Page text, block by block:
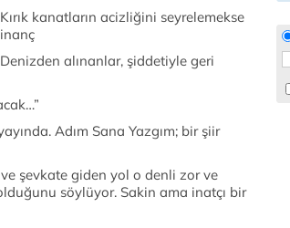
Kırık kanatların acizliğini seyrelemekse
inanç
Denizden alınanlar, şiddetiyle geri
Adım Sana Yazgım; bir şiir
şevkate giden yol o denli zor ve
söylüyor. Sakin ama inatçı bir